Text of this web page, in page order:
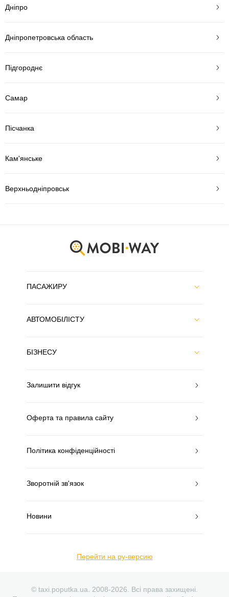
Дніпро
Дніпропетровська область
Підгороднє
Самар
Пісчанка
Кам'янське
Верхньодніпровськ
ПАСАЖИРУ
АВТОМОБІЛІСТУ
БІЗНЕСУ
Залишити відгук
Оферта та правила сайту
Політика конфіденційності
Зворотній зв'язок
Новини
Перейти на ру-версию
© taxi.poputka.ua. 2008-2026. Всі права захищені.